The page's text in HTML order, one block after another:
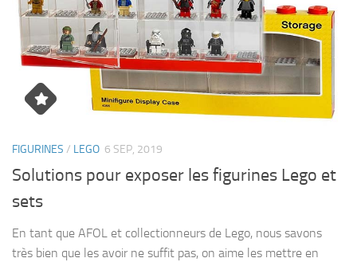
FIGURINES / LEGO 6 SEP, 2019
Solutions pour exposer les figurines Lego et
sets
En tant que AFOL et collectionneurs de Lego, nous savons
très bien que les avoir ne suffit pas, on aime les mettre en